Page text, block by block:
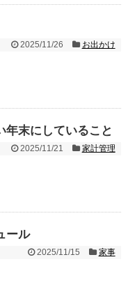
2025/11/26 お出かけ
年末にしていること
2025/11/21 家計管理
ール
2025/11/15 家事